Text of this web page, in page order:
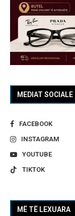
MEDIAT SOCIALE
FACEBOOK
INSTAGRAM
YOUTUBE
TIKTOK
MË TË LEXUARA